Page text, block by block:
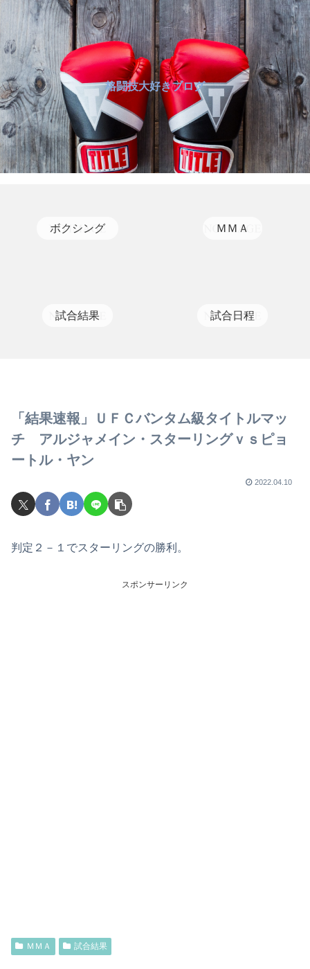
格闘技大好きブログ
ボクシング ＭＭＡ
試合結果 試合日程
「結果速報」ＵＦＣバンタム級タイトルマッ
チ アルジャメイン・スターリングｖｓピョ
ートル・ヤン
2022.04.10
判定２－１でスターリングの勝利。
スポンサーリンク
ＭＭＡ 試合結果